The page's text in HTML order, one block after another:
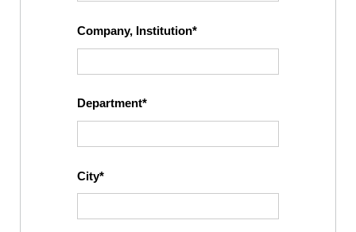
Company, Institution
Department
City